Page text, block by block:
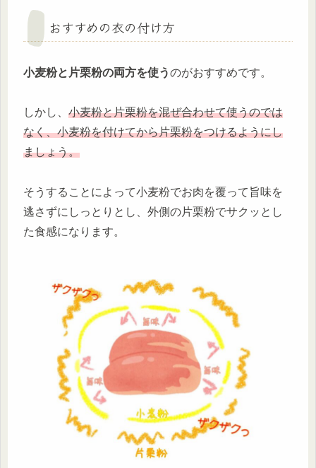
おすすめの衣の付け方
小麦粉と片栗粉の両方を使うのがおすすめです。
しかし、 小麦粉と片栗粉を混ぜ合わせて使うのでは
なく、小麦粉を付けてから片栗粉をつけるようにし
ましょう。
そうすることによって小麦粉でお肉を覆って旨味を
逃さずにしっとりとし、外側の片栗粉でサクッとし
た食感になります。